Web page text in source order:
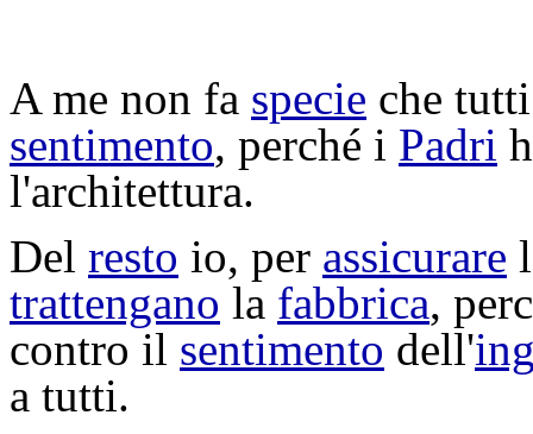
A me non fa specie che
sentimento, perché i Padri
l'architettura.
Del resto io, per assicurare
trattengano la fabbrica,
contro il sentimento dell'
a tutti.